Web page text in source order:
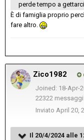
perde tempo a
È di famiglia proprio
fare altro.
Zico1982
Joined: 18-Apr-
22322 messaggi
Inviato April 20,
Il 20/4/2024 alle